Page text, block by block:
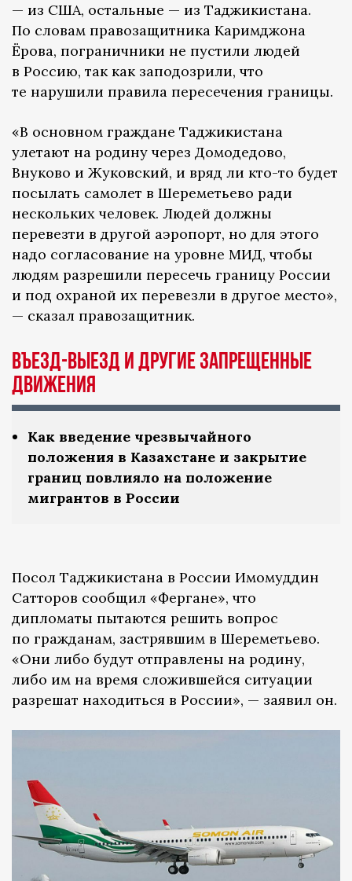
— из США, остальные — из Таджикистана.
По словам правозащитника Каримджона
Ёрова, пограничники не пустили людей
в Россию, так как заподозрили, что
те нарушили правила пересечения границы.
«В основном граждане Таджикистана
улетают на родину через Домодедово,
Внуково и Жуковский, и вряд ли кто-то будет
посылать самолет в Шереметьево ради
нескольких человек. Людей должны
перевезти в другой аэропорт, но для этого
надо согласование на уровне МИД, чтобы
людям разрешили пересечь границу России
и под охраной их перевезли в другое место»,
— сказал правозащитник.
Въезд-выезд и другие запрещенные
движения
Как введение чрезвычайного
положения в Казахстане и закрытие
границ повлияло на положение
мигрантов в России
Посол Таджикистана в России Имомуддин
Сатторов сообщил «Фергане», что
дипломаты пытаются решить вопрос
по гражданам, застрявшим в Шереметьево.
«Они либо будут отправлены на родину,
либо им на время сложившейся ситуации
разрешат находиться в России», — заявил он.